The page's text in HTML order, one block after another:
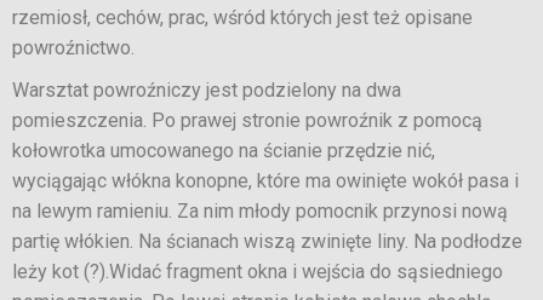
rzemiosł, cechów, prac, wśród których jest też opisane
powroźnictwo.
Warsztat powroźniczy jest podzielony na dwa
pomieszczenia. Po prawej stronie powroźnik z pomocą
kołowrotka umocowanego na ścianie przędzie nić,
wyciągając włókna konopne, które ma owinięte wokół pasa i
na lewym ramieniu. Za nim młody pomocnik przynosi nową
partię włókien. Na ścianach wiszą zwinięte liny. Na podłodze
leży kot (?).Widać fragment okna i wejścia do sąsiedniego